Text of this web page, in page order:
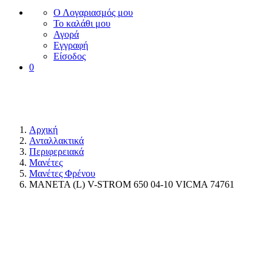
Ο Λογαριασμός μου
Το καλάθι μου
Αγορά
Εγγραφή
Είσοδος
0
Αρχική
Ανταλλακτικά
Περιφερειακά
Μανέτες
Μανέτες Φρένου
ΜΑΝΕΤΑ (L) V-STROM 650 04-10 VICMA 74761